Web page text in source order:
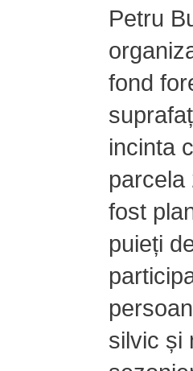
Petru
fond
incinta
parcela
fost
puieți
silvic și